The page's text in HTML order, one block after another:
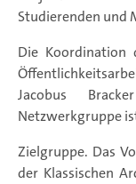
Studierenden und
Die Koordination
Jacobus
Netzwerkgruppe
Zielgruppe. Das
der Klassischen